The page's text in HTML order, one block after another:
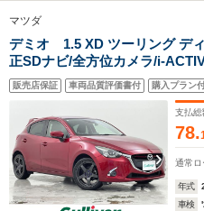
マツダ
デミオ 1.5 XD ツーリング デ
正SDナビ/全方位カメラ/i-
車線逸脱警報システム/ブライ
ドアップディスプレイ/オートハ
パドルシフト/シートヒーター
販売店保証 車両品質評価書付 購入プラン
支払総
78.
通常ロ
年式
車検